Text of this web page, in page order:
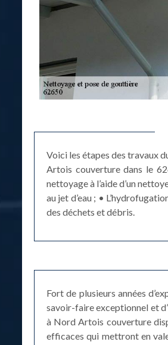
Voici les étapes des travaux
Artois couverture dans le
nettoyage à l’aide d’un
au jet d’eau ; •
des déchets et débris.
Fort de plusieurs années
savoir-faire exceptionnel et
à Nord Artois couverture
efficaces qui mettront en